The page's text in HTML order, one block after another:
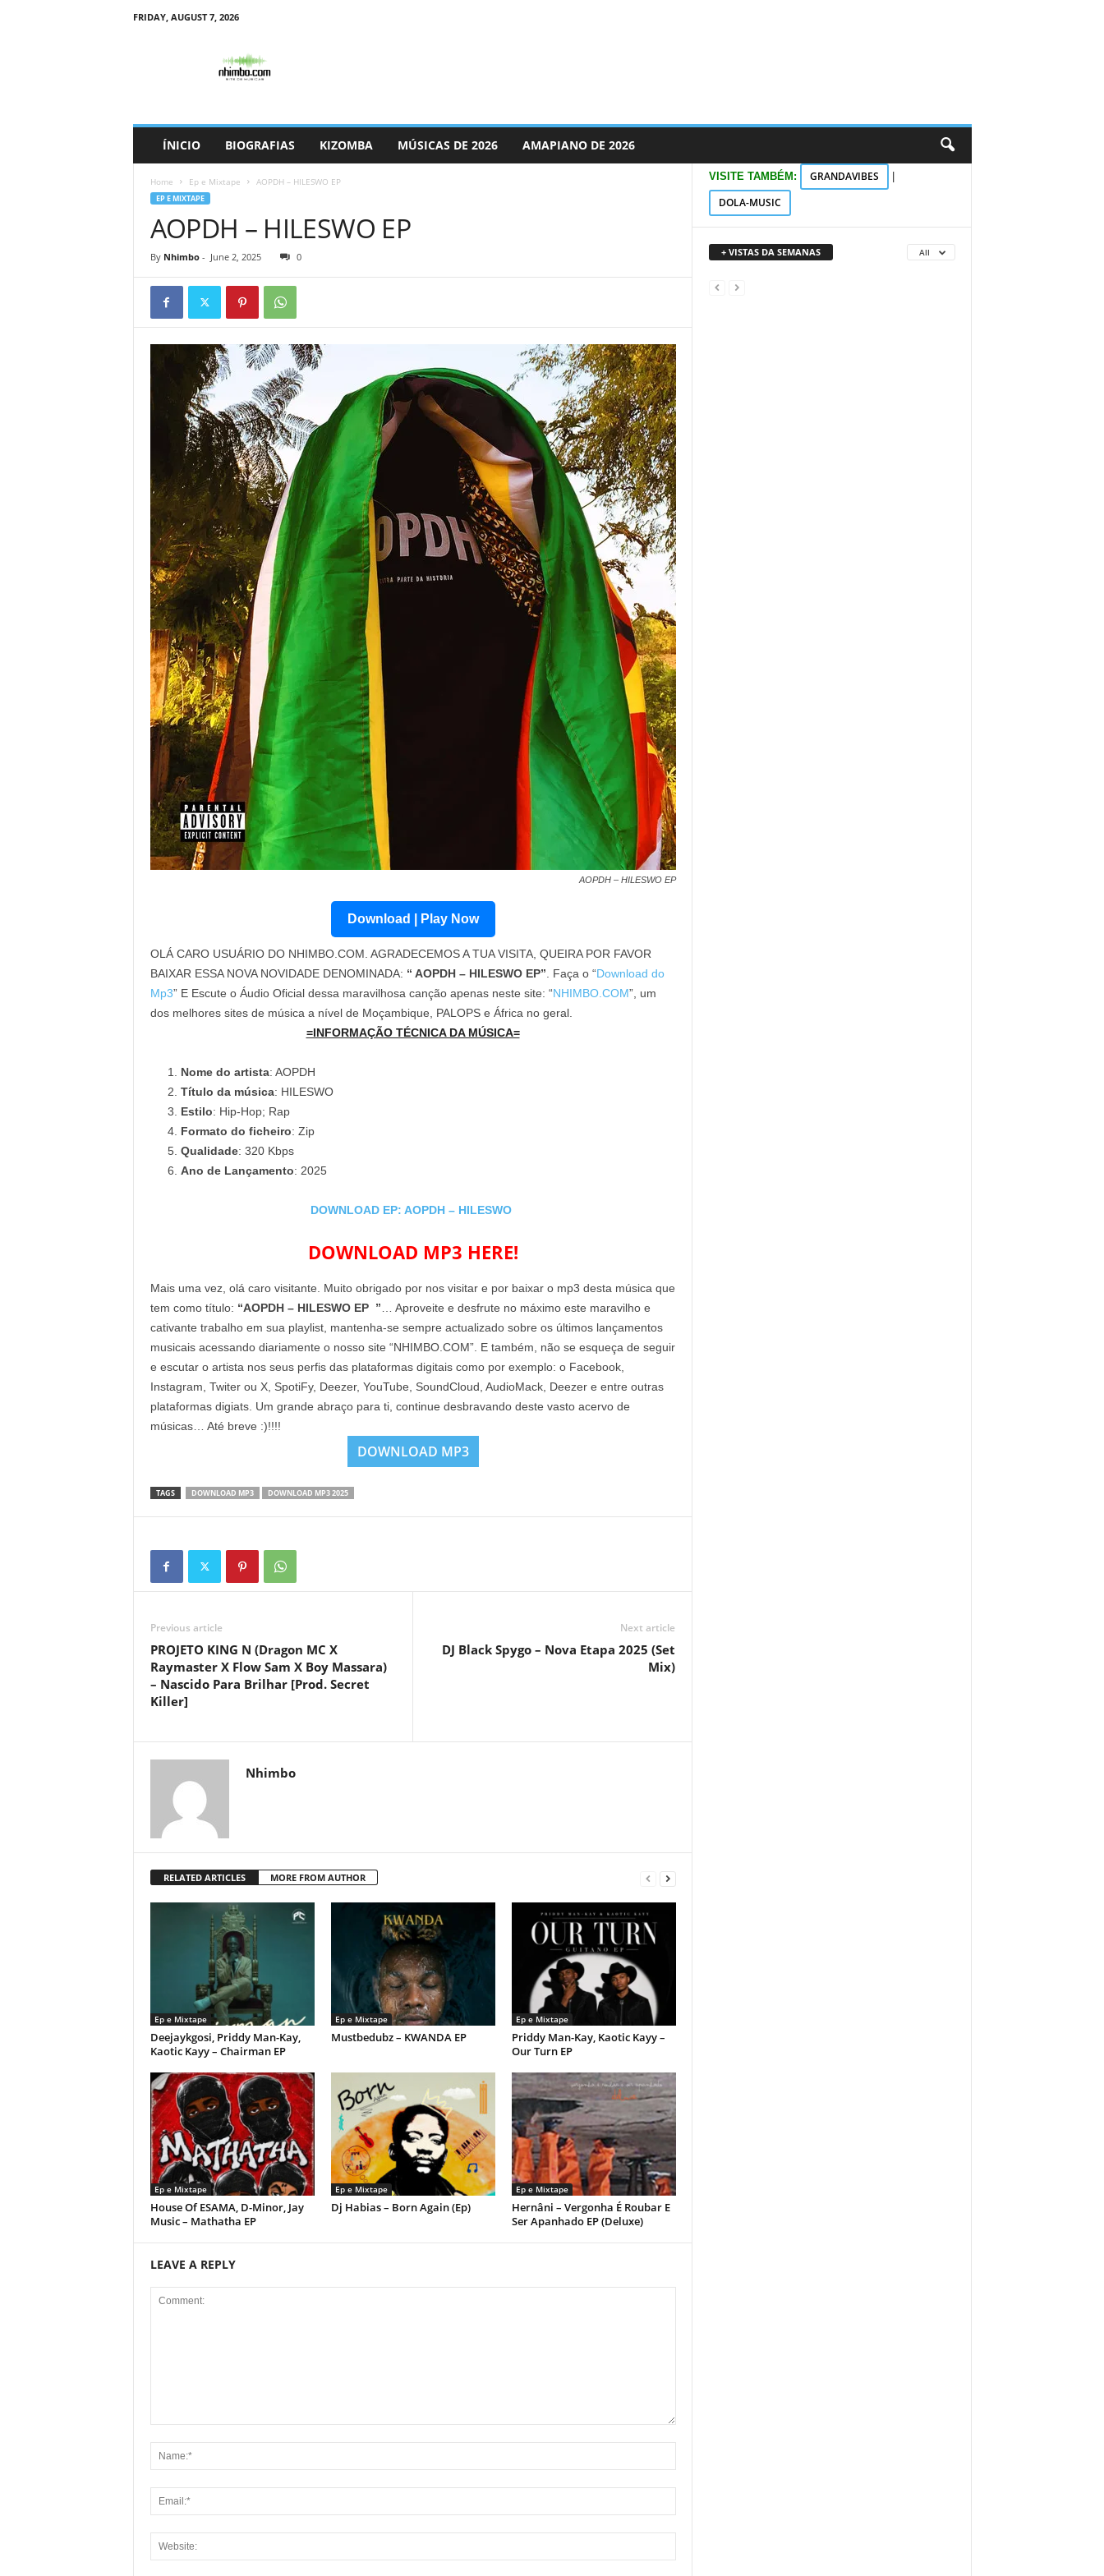
FRIDAY, AUGUST 7, 2026
ÍNICIO BIOGRAFIAS KIZOMBA MÚSICAS DE 2026 AMAPIANO DE 2026
Home Ep e Mixtape AOPDH – HILESWO EP
EP E MIXTAPE
AOPDH – HILESWO EP
By Nhimbo- June 2, 2025 0
AOPDH – HILESWO EP
Download | Play Now
OLÁ CARO USUÁRIO DO NHIMBO.COM. AGRADECEMOS A TUA VISITA, QUEIRA POR FAVOR
BAIXAR ESSA NOVA NOVIDADE DENOMINADA: “ AOPDH – HILESWO EP” . Faça o “Download do
Mp3” E Escute o Áudio Oficial dessa maravilhosa canção apenas neste site: “NHIMBO.COM”, um
dos melhores sites de música a nível de Moçambique, PALOPS e África no geral.
=INFORMAÇÃO TÉCNICA DA MÚSICA=
Nome do artista: AOPDH
Título da música: HILESWO
Estilo: Hip-Hop; Rap
Formato do ficheiro: Zip
Qualidade: 320 Kbps
Ano de Lançamento: 2025
DOWNLOAD EP: AOPDH – HILESWO
DOWNLOAD MP3 HERE!
Mais uma vez, olá caro visitante. Muito obrigado por nos visitar e por baixar o mp3 desta música que
tem como título: “AOPDH – HILESWO EP ” … Aproveite e desfrute no máximo este maravilho e
cativante trabalho em sua playlist, mantenha-se sempre actualizado sobre os últimos lançamentos
musicais acessando diariamente o nosso site “NHIMBO.COM”. E também, não se esqueça de seguir
e escutar o artista nos seus perfis das plataformas digitais como por exemplo: o Facebook,
Instagram, Twiter ou X, SpotiFy, Deezer, YouTube, SoundCloud, AudioMack, Deezer e entre outras
plataformas digiats. Um grande abraço para ti, continue desbravando deste vasto acervo de
músicas… Até breve :)!!!!
DOWNLOAD MP3
TAGS DOWNLOAD MP3 DOWNLOAD MP3 2025
Previous article
PROJETO KING N (Dragon MC X
Raymaster X Flow Sam X Boy Massara)
– Nascido Para Brilhar [Prod. Secret
Killer]
Next article
DJ Black Spygo – Nova Etapa 2025 (Set
Mix)
Nhimbo
RELATED ARTICLES MORE FROM AUTHOR
Ep e Mixtape
Deejaykgosi, Priddy Man-Kay,
Kaotic Kayy – Chairman EP
Ep e Mixtape
Mustbedubz – KWANDA EP
Ep e Mixtape
Priddy Man-Kay, Kaotic Kayy –
Our Turn EP
Ep e Mixtape
House Of ESAMA, D-Minor, Jay
Music – Mathatha EP
Ep e Mixtape
Dj Habias – Born Again (Ep)
Ep e Mixtape
Hernâni – Vergonha É Roubar E
Ser Apanhado EP (Deluxe)
LEAVE A REPLY
VISITE TAMBÉM: GRANDAVIBES
DOLA-MUSIC
+ VISTAS DA SEMANAS All